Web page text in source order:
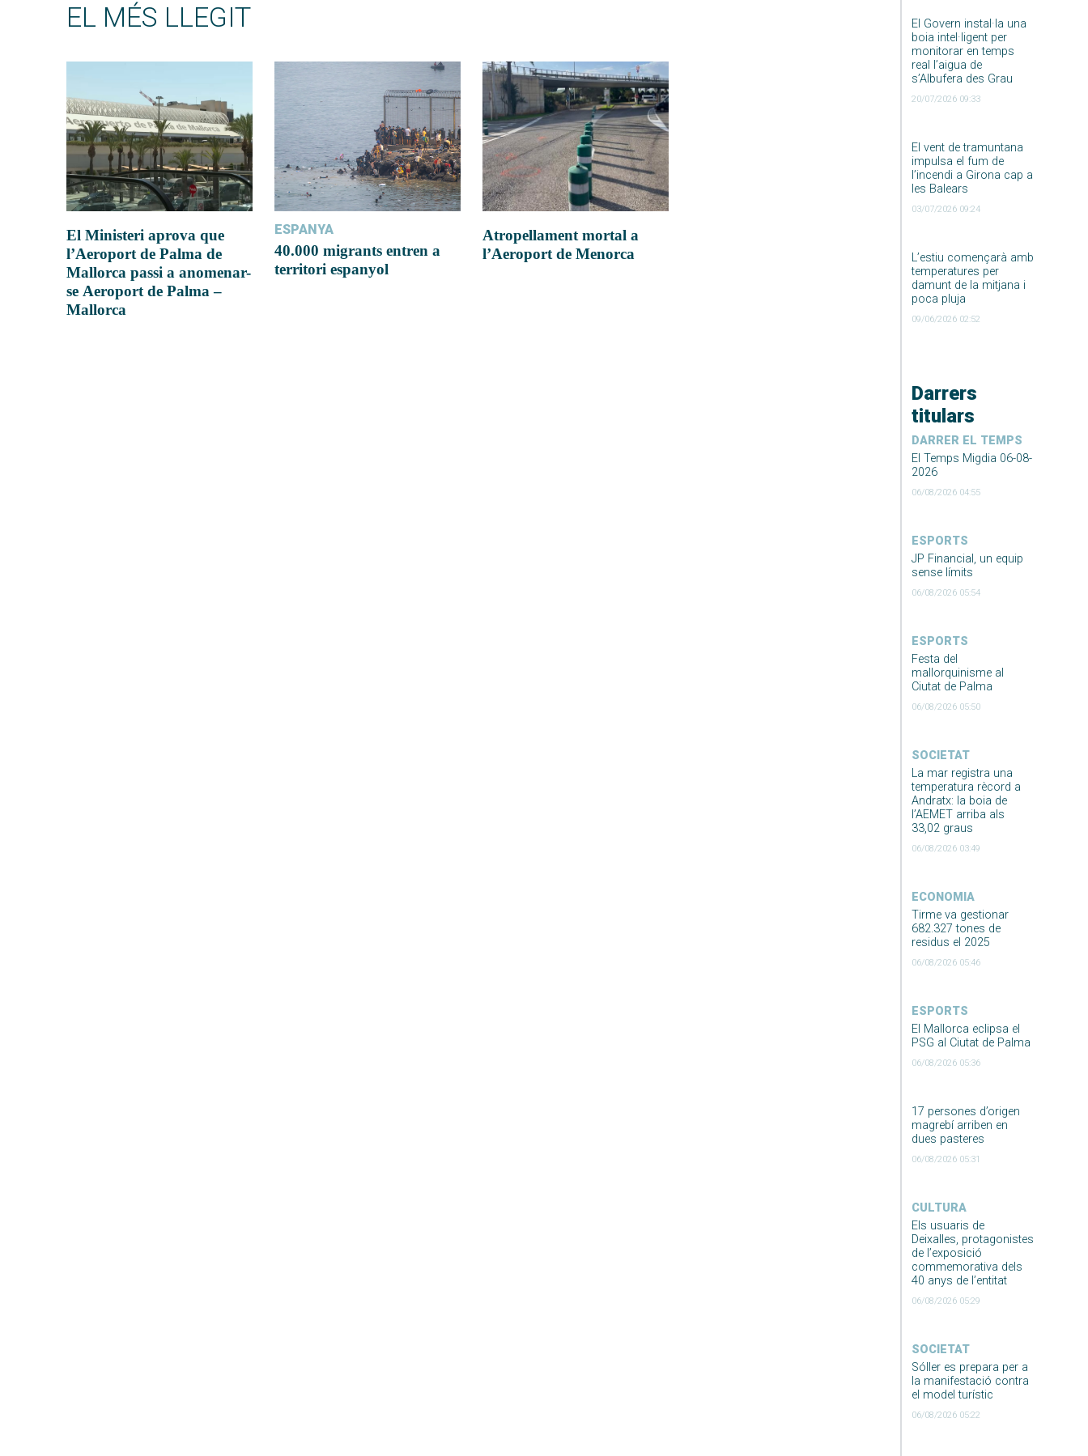
El Govern instal·la una
boia intel·ligent per
monitorar en temps
real l’aigua de
s’Albufera des Grau
20/07/2026 09:33
El vent de tramuntana
impulsa el fum de
l’incendi a Girona cap a
les Balears
03/07/2026 09:24
L’estiu començarà amb
temperatures per
damunt de la mitjana i
poca pluja
09/06/2026 02:52
Darrers
titulars
DARRER EL TEMPS
El Temps Migdia 06-08-
2026
06/08/2026 04:55
ESPORTS
JP Financial, un equip
sense límits
06/08/2026 05:54
ESPORTS
Festa del
mallorquinisme al
Ciutat de Palma
06/08/2026 05:50
SOCIETAT
La mar registra una
temperatura rècord a
Andratx: la boia de
l’AEMET arriba als
33,02 graus
06/08/2026 03:49
ECONOMIA
Tirme va gestionar
682.327 tones de
residus el 2025
06/08/2026 05:46
ESPORTS
El Mallorca eclipsa el
PSG al Ciutat de Palma
06/08/2026 05:36
17 persones d’origen
magrebí arriben en
dues pasteres
06/08/2026 05:31
CULTURA
Els usuaris de
Deixalles, protagonistes
de l’exposició
commemorativa dels
40 anys de l’entitat
06/08/2026 05:29
SOCIETAT
Sóller es prepara per a
la manifestació contra
el model turístic
06/08/2026 05:22
EL MÉS LLEGIT
El Ministeri aprova que
l’Aeroport de Palma de
Mallorca passi a anomenar-
se Aeroport de Palma –
Mallorca
ESPANYA
40.000 migrants entren a
territori espanyol
Atropellament mortal a
l’Aeroport de Menorca